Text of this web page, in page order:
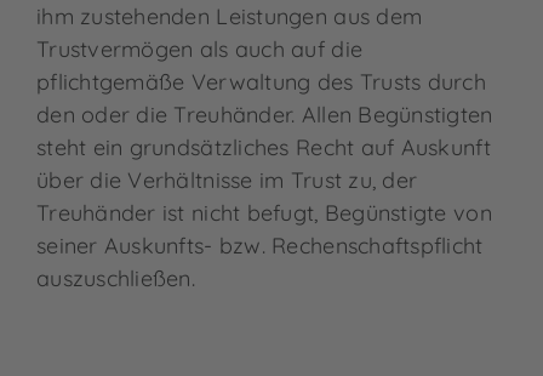
ihm zustehenden Leistungen aus dem
Trustvermögen als auch auf die
pflichtgemäße Verwaltung des Trusts durch
den oder die Treuhänder. Allen Begünstigten
steht ein grundsätzliches Recht auf Auskunft
über die Verhältnisse im Trust zu, der
Treuhänder ist nicht befugt, Begünstigte von
seiner Auskunfts- bzw. Rechenschaftspflicht
auszuschließen.